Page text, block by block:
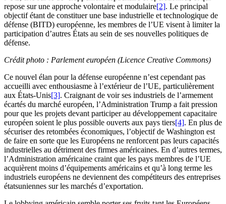
repose sur une approche volontaire et modulaire[2]. Le principal
objectif étant de constituer une base industrielle et technologique de
défense (BITD) européenne, les membres de l’UE visent à limiter la
participation d’autres États au sein de ses nouvelles politiques de
défense.
Crédit photo : Parlement européen (Licence Creative Commons)
Ce nouvel élan pour la défense européenne n’est cependant pas
accueilli avec enthousiasme à l’extérieur de l’UE, particulièrement
aux États-Unis[3]. Craignant de voir ses industriels de l’armement
écartés du marché européen, l’Administration Trump a fait pression
pour que les projets devant participer au développement capacitaire
européen soient le plus possible ouverts aux pays tiers[4]. En plus de
sécuriser des retombées économiques, l’objectif de Washington est
de faire en sorte que les Européens ne renforcent pas leurs capacités
industrielles au détriment des firmes américaines. En d’autres termes,
l’Administration américaine craint que les pays membres de l’UE
acquièrent moins d’équipements américains et qu’à long terme les
industriels européens ne deviennent des compétiteurs des entreprises
étatsuniennes sur les marchés d’exportation.